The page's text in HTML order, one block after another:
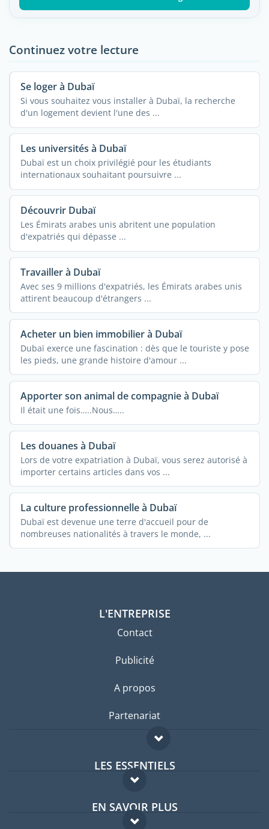
Continuez votre lecture
Se loger à Dubaï
Si vous souhaitez vous installer à Dubaï, la recherche
d'un logement devient l'une des ...
Les universités à Dubaï
Dubaï est un choix privilégié pour les étudiants
internationaux souhaitant poursuivre ...
Découvrir Dubaï
Les Émirats arabes unis abritent une population
d'expatriés qui dépasse ...
Travailler à Dubaï
Avec ses 9 millions d'expatriés, les Émirats arabes unis
attirent beaucoup d'étrangers ...
Acheter un bien immobilier à Dubaï
Dubaï exerce une fascination : dès que le touriste y pose
les pieds, une grande histoire d'amour ...
Apporter son animal de compagnie à Dubaï
Il était une fois…..Nous…..
Les douanes à Dubaï
Lors de votre expatriation à Dubaï, vous serez autorisé à
importer certains articles dans vos ...
La culture professionnelle à Dubaï
Dubaï est devenue une terre d'accueil pour de
nombreuses nationalités à travers le monde, ...
L'ENTREPRISE
Contact
Publicité
A propos
Partenariat
LES ESSENTIELS
Forum expatriés
Guides pays
EN SAVOIR PLUS
FAQ